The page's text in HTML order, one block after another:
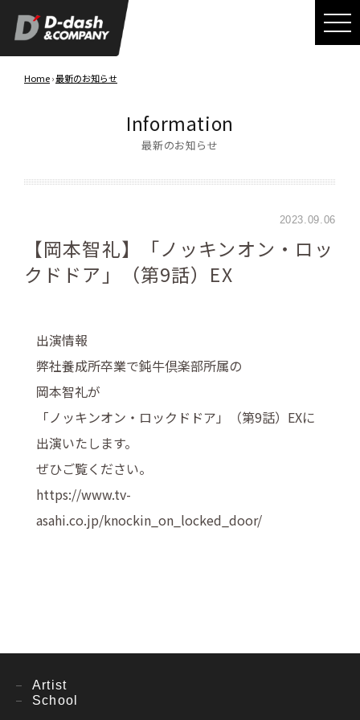
Home›最新のお知らせ
Information
最新のお知らせ
2023.09.06
【岡本智礼】「ノッキンオン・ロッ
クドドア」（第9話）EX
出演情報
弊社養成所卒業で鈍牛倶楽部所属の
岡本智礼が
「ノッキンオン・ロックドドア」（第9話）EXに
出演いたします。
ぜひご覧ください。
https://www.tv-
asahi.co.jp/knockin_on_locked_door/
Artist
School